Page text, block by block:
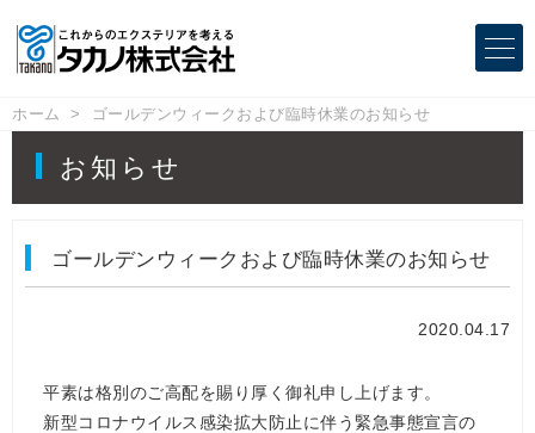
ホーム ゴールデンウィークおよび臨時休業のお知らせ
お知らせ
ゴールデンウィークおよび臨時休業のお知らせ
2020.04.17
平素は格別のご高配を賜り厚く御礼申し上げます。
新型コロナウイルス感染拡大防止に伴う緊急事態宣言の